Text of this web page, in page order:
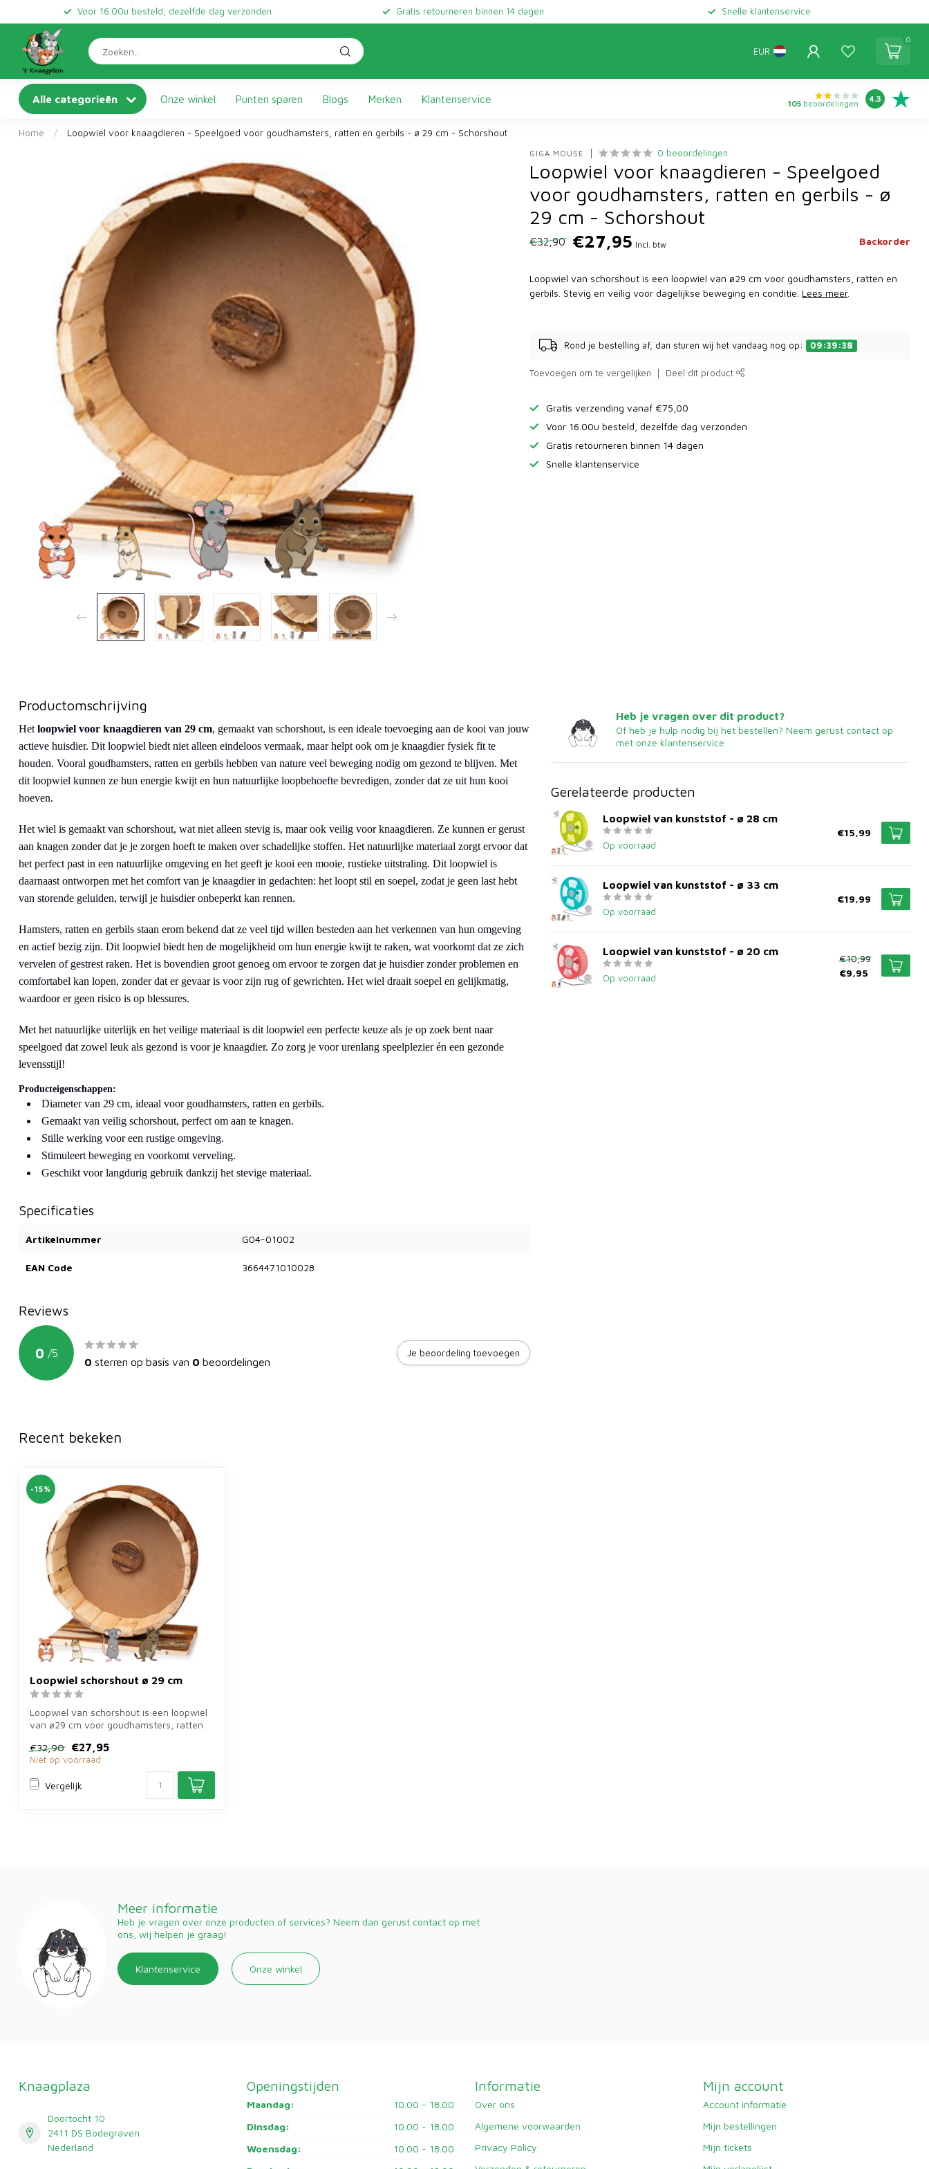
Voor 16.00u besteld, dezelfde dag verzonden Gratis retourneren binnen 14 dagen Snelle klantenservice
EUR
0
Alle categorieën Onze winkel Punten sparen Blogs Merken Klantenservice 105beoordelingen
4.3
Home / Loopwiel voor knaagdieren - Speelgoed voor goudhamsters, ratten en gerbils - ø 29 cm - Schorshout
GIGA MOUSE 0 beoordelingen
Loopwiel voor knaagdieren - Speelgoed
voor goudhamsters, ratten en gerbils - ø
29 cm - Schorshout
€32,90 €27,95 Incl. btw Backorder
Loopwiel van schorshout is een loopwiel van ø29 cm voor goudhamsters, ratten en
gerbils. Stevig en veilig voor dagelijkse beweging en conditie.Lees meer.
Rond je bestelling af, dan sturen wij het vandaag nog op: 09:39:37
Toevoegen om te vergelijken Deel dit product
Gratis verzending vanaf €75,00
Voor 16.00u besteld, dezelfde dag verzonden
Gratis retourneren binnen 14 dagen
Snelle klantenservice
Productomschrijving
Het loopwiel voor knaagdieren van 29 cm, gemaakt van schorshout, is een ideale toevoeging aan de kooi van jouw
actieve huisdier. Dit loopwiel biedt niet alleen eindeloos vermaak, maar helpt ook om je knaagdier fysiek fit te
houden. Vooral goudhamsters, ratten en gerbils hebben van nature veel beweging nodig om gezond te blijven. Met
dit loopwiel kunnen ze hun energie kwijt en hun natuurlijke loopbehoefte bevredigen, zonder dat ze uit hun kooi
hoeven.
Het wiel is gemaakt van schorshout, wat niet alleen stevig is, maar ook veilig voor knaagdieren. Ze kunnen er gerust
aan knagen zonder dat je je zorgen hoeft te maken over schadelijke stoffen. Het natuurlijke materiaal zorgt ervoor dat
het perfect past in een natuurlijke omgeving en het geeft je kooi een mooie, rustieke uitstraling. Dit loopwiel is
daarnaast ontworpen met het comfort van je knaagdier in gedachten: het loopt stil en soepel, zodat je geen last hebt
van storende geluiden, terwijl je huisdier onbeperkt kan rennen.
Hamsters, ratten en gerbils staan erom bekend dat ze veel tijd willen besteden aan het verkennen van hun omgeving
en actief bezig zijn. Dit loopwiel biedt hen de mogelijkheid om hun energie kwijt te raken, wat voorkomt dat ze zich
vervelen of gestrest raken. Het is bovendien groot genoeg om ervoor te zorgen dat je huisdier zonder problemen en
comfortabel kan lopen, zonder dat er gevaar is voor zijn rug of gewrichten. Het wiel draait soepel en gelijkmatig,
waardoor er geen risico is op blessures.
Met het natuurlijke uiterlijk en het veilige materiaal is dit loopwiel een perfecte keuze als je op zoek bent naar
speelgoed dat zowel leuk als gezond is voor je knaagdier. Zo zorg je voor urenlang speelplezier én een gezonde
levensstijl!
Producteigenschappen:
Diameter van 29 cm, ideaal voor goudhamsters, ratten en gerbils.
Gemaakt van veilig schorshout, perfect om aan te knagen.
Stille werking voor een rustige omgeving.
Stimuleert beweging en voorkomt verveling.
Geschikt voor langdurig gebruik dankzij het stevige materiaal.
Specificaties
Artikelnummer G04-01002
EAN Code 3664471010028
Reviews
0 /5
0 sterren op basis van 0 beoordelingen
Je beoordeling toevoegen
Heb je vragen over dit product?
Of heb je hulp nodig bij het bestellen? Neem gerust contact op
met onze klantenservice
Gerelateerde producten
Loopwiel van kunststof - ø 28 cm
Op voorraad
€15,99
Loopwiel van kunststof - ø 33 cm
Op voorraad
€19,99
Loopwiel van kunststof - ø 20 cm
Op voorraad
€10,99
€9,95
Recent bekeken
-15%
Loopwiel schorshout ø 29 cm
Loopwiel van schorshout is een loopwiel
van ø29 cm voor goudhamsters, ratten
€32,90
€27,95
Niet op voorraad
Vergelijk
Meer informatie
Heb je vragen over onze producten of services? Neem dan gerust contact op met
ons, wij helpen je graag!
Klantenservice Onze winkel
Knaagplaza
Doortocht 10
2411 DS Bodegraven
Nederland
Openingstijden
Maandag:
10.00 - 18.00
Dinsdag:
10.00 - 18.00
Woensdag:
10.00 - 18.00
Informatie
Over ons
Algemene voorwaarden
Privacy Policy
Mijn account
Account informatie
Mijn bestellingen
Mijn tickets